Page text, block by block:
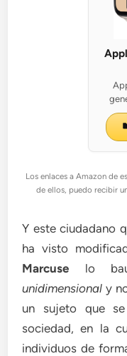
Los enlaces a Amazon de
de ellos, puedo recibir
Y este ciudadano
ha visto
Marcuse lo
unidimensional y
un sujeto que
sociedad, en la
individuos de